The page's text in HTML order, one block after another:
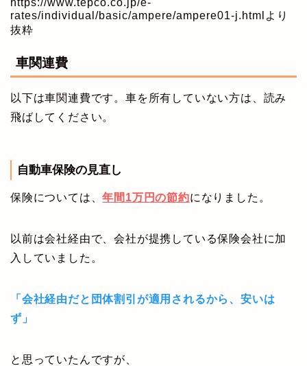
https://www.tepco.co.jp/e-
rates/individual/basic/ampere/ampere01-j.htmlより
抜粋
車関連費
以下は車関連費です。車を所有していない方は、読み
飛ばしてください。
自動車保険の見直し
保険については、年間1万円の節約になりました。
以前は会社経由で、会社が提携している保険会社に加
入していました。
「会社経由だと団体割引が適用されるから、安いは
ず」
と思っていたんですが、